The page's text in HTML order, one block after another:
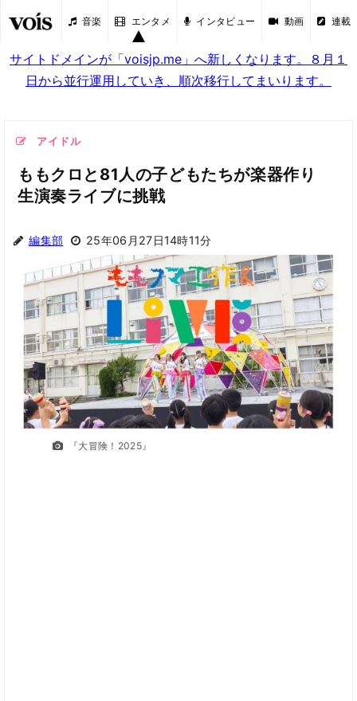
音楽 エンタメ インタビュー 動画 連載
サイトドメインが「voisjp.me」へ新しくなります。８月１
日から並行運用していき、順次移行してまいります。
アイドル
ももクロと81人の⼦どもたちが楽器作り
⽣演奏ライブに挑戦
編集部 25年06月27日14時11分
『大冒険！2025』